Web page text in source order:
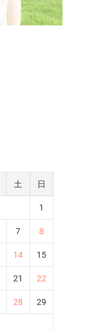
土 日
1
7 8
14 15
21 22
28 29